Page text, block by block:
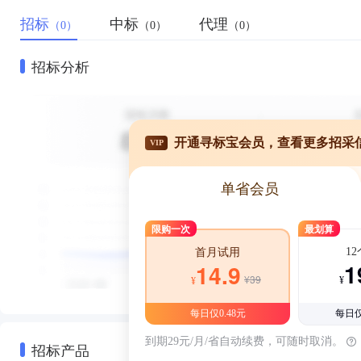
招标 （0） 中标 （0） 代理 （0）
招标分析
招标产品
VIP 开通寻标宝会员，查看更多招采
单省会员
限购一次
首月试用
¥14.9 ¥39
每日仅0.48元
最划算
12
¥
每日
到期29元/月/省自动续费，可随时取消。